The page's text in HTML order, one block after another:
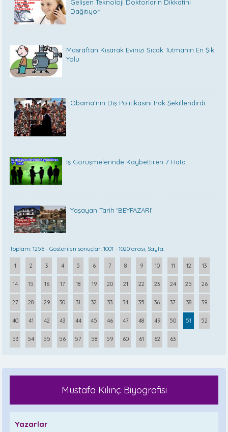
Gelişen Teknoloji Doktorların Dikkatini
Dağıtıyor
Masraftan Kısarak Evinizi Sıcak Tutmanın En Şık
Yolu
Obama'nın Dış Politikasını Irak Şekillendirdi
İş Görüşmelerinde Kaybettiren 7 Hata
Yaşayan Tarih ‘BEYPAZARI’
Toplam: 1256 - Gösterilen sonuçlar: 1001 - 1020 arası, Sayfa:
1 2 3 4 5 6 7 8 9 10 11 12 13
14 15 16 17 18 19 20 21 22 23 24 25 26
27 28 29 30 31 32 33 34 35 36 37 38 39
40 41 42 43 44 45 46 47 48 49 50 51 52
53 54 55 56 57 58 59 60 61 62 63
Mustafa Kılınç Biyografisi
Yazarlar